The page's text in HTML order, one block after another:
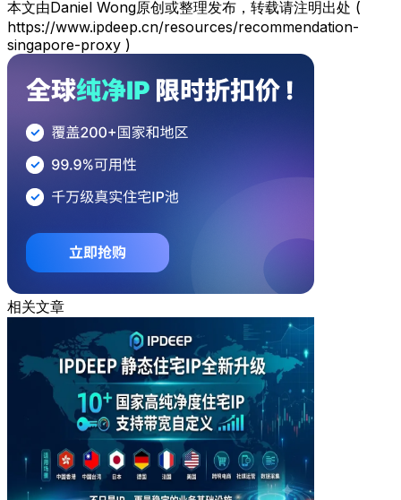
本文由Daniel Wong原创或整理发布，转载请注明出处 (
https://www.ipdeep.cn/resources/recommendation-
singapore-proxy )
相关文章